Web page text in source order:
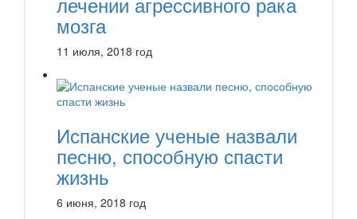
мозга
11 июля, 2018 год
Испанские ученые назвали
песню, способную спасти
жизнь
6 июня, 2018 год